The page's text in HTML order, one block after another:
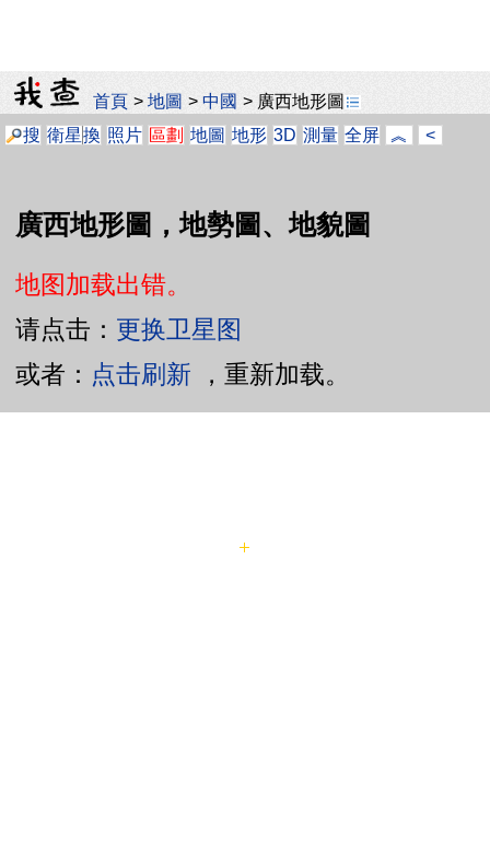
首頁 >地圖 >中國 > 廣西地形圖
搜 衛星換 照片 區劃 地圖 地形 3D 測量 全屏 ︽ <
廣西地形圖，地勢圖、地貌圖
地图加载出错。
请点击： 更换卫星图
或者： 点击刷新 ，重新加载。